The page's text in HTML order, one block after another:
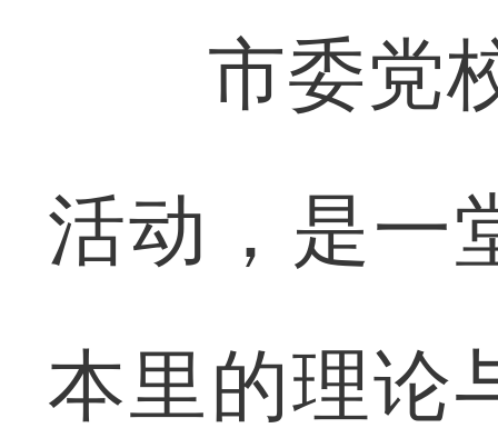
市委党校
活动，是一
本里的理论